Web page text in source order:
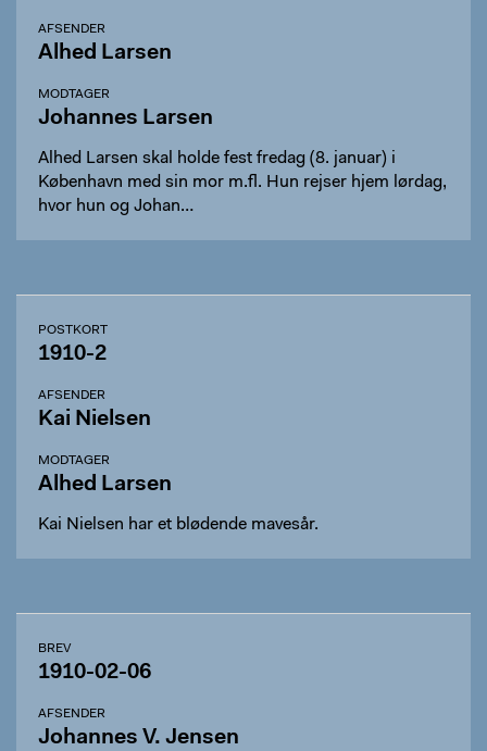
AFSENDER
Alhed Larsen
MODTAGER
Johannes Larsen
Alhed Larsen skal holde fest fredag (8. januar) i
København med sin mor m.fl. Hun rejser hjem lørdag,
hvor hun og Johan…
POSTKORT
1910-2
AFSENDER
Kai Nielsen
MODTAGER
Alhed Larsen
Kai Nielsen har et blødende mavesår.
BREV
1910-02-06
AFSENDER
Johannes V. Jensen